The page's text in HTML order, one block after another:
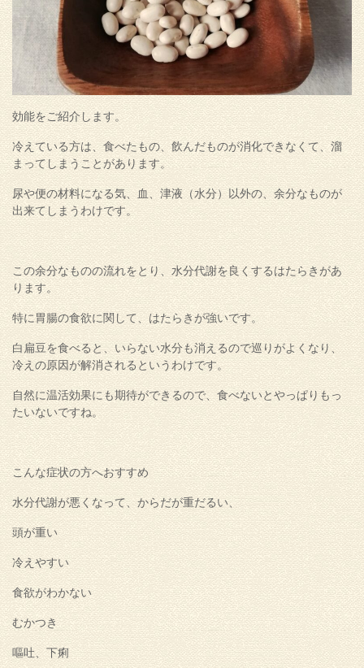
効能をご紹介します。
冷えている方は、食べたもの、飲んだものが消化できなくて、溜
まってしまうことがあります。
尿や便の材料になる気、血、津液（水分）以外の、余分なものが
出来てしまうわけです。
この余分なものの流れをとり、水分代謝を良くするはたらきがあ
ります。
特に胃腸の食欲に関して、はたらきが強いです。
白扁豆を食べると、いらない水分も消えるので巡りがよくなり、
冷えの原因が解消されるというわけです。
自然に温活効果にも期待ができるので、食べないとやっぱりもっ
たいないですね。
こんな症状の方へおすすめ
水分代謝が悪くなって、からだが重だるい、
頭が重い
冷えやすい
食欲がわかない
むかつき
嘔吐、下痢